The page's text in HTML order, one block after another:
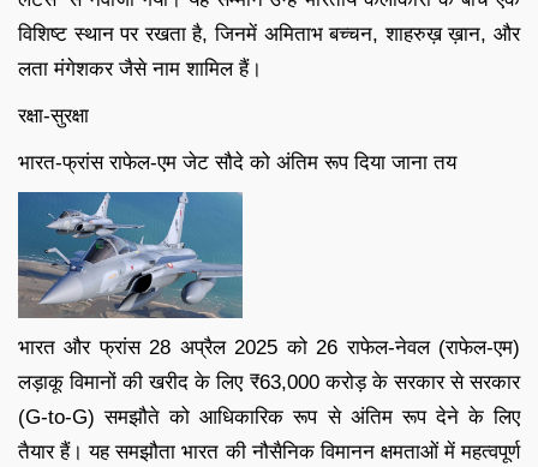
विशिष्ट स्थान पर रखता है, जिनमें अमिताभ बच्चन, शाहरुख़ ख़ान, और
लता मंगेशकर जैसे नाम शामिल हैं।
रक्षा-सुरक्षा
भारत-फ्रांस राफेल-एम जेट सौदे को अंतिम रूप दिया जाना तय
भारत और फ्रांस 28 अप्रैल 2025 को 26 राफेल-नेवल (राफेल-एम)
लड़ाकू विमानों की खरीद के लिए ₹63,000 करोड़ के सरकार से सरकार
(G-to-G) समझौते को आधिकारिक रूप से अंतिम रूप देने के लिए
तैयार हैं। यह समझौता भारत की नौसैनिक विमानन क्षमताओं में महत्वपूर्ण